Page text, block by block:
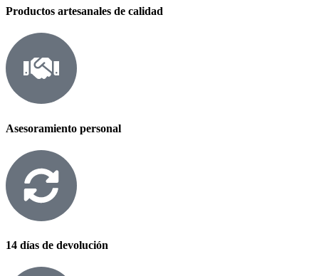
Productos artesanales de calidad
Asesoramiento personal
14 días de devolución